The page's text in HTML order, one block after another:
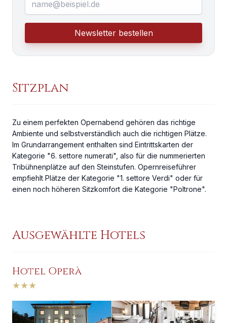
Newsletter bestellen
Sitzplan
Zu einem perfekten Opernabend gehören das richtige
Ambiente und selbstverständlich auch die richtigen Plätze.
Im Grundarrangement enthalten sind Eintrittskarten der
Kategorie "6. settore numerati", also für die nummerierten
Tribühnenplätze auf den Steinstufen. Opernreiseführer
empfiehlt Plätze der Kategorie "1. settore Verdi" oder für
einen noch höheren Sitzkomfort die Kategorie "Poltrone".
Ausgewählte Hotels
Hotel Operà
★★★